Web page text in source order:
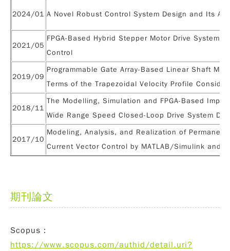
2024/01 A Novel Robust Control System Design and Its
2021/05
FPGA-Based Hybrid Stepper Motor Drive System
Control
2019/09
Programmable Gate Array-Based Linear Shaft
Terms of the Trapezoidal Velocity Profile
2018/11
The Modelling, Simulation and FPGA-Based
Wide Range Speed Closed-Loop Drive System
2017/10
Modeling, Analysis, and Realization of
Current Vector Control by MATLAB/Simulink and
期刊論文
Scopus：
https://www.scopus.com/authid/detail.uri?